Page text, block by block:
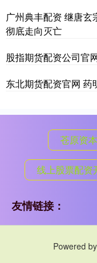
广州典丰配资 继唐
彻底走向灭亡
股指期货配资公司官
东北期货配资官网 药
苍原资本
线上股票配资
友情链接：
Powered by